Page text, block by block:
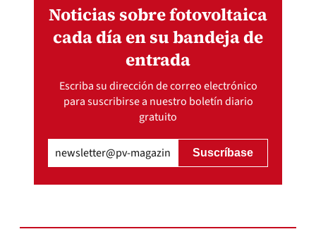
Noticias sobre fotovoltaica
cada día en su bandeja de
entrada
Escriba su dirección de correo electrónico
para suscribirse a nuestro boletín diario
gratuito
(Obligatorio)